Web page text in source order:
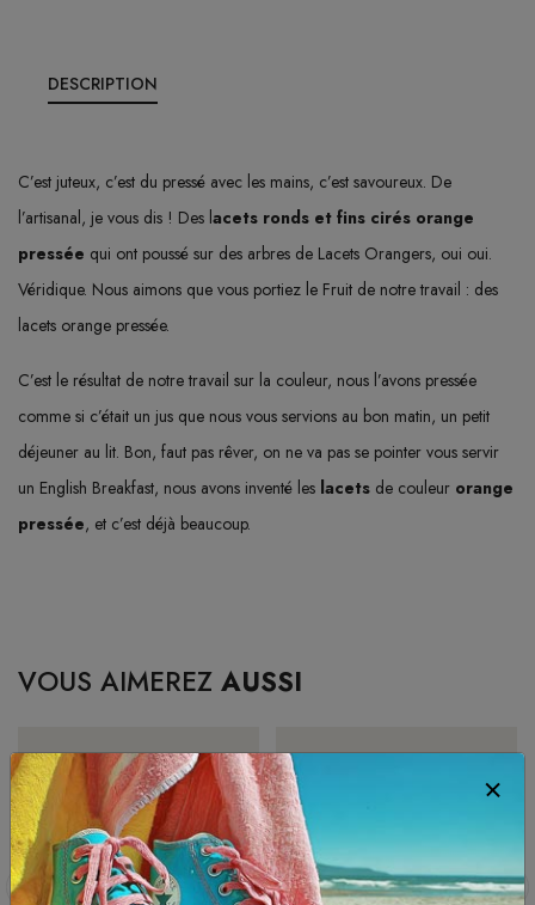
DESCRIPTION
C’est juteux, c’est du pressé avec les mains, c’est savoureux. De
l’artisanal, je vous dis ! Des lacets ronds et fins cirés orange
pressée qui ont poussé sur des arbres de Lacets Orangers, oui oui.
Véridique. Nous aimons que vous portiez le Fruit de notre travail : des
lacets orange pressée.
C’est le résultat de notre travail sur la couleur, nous l’avons pressée
comme si c’était un jus que nous vous servions au bon matin, un petit
déjeuner au lit. Bon, faut pas rêver, on ne va pas se pointer vous servir
un English Breakfast, nous avons inventé les lacets de couleur orange
pressée, et c’est déjà beaucoup.
VOUS AIMEREZ AUSSI